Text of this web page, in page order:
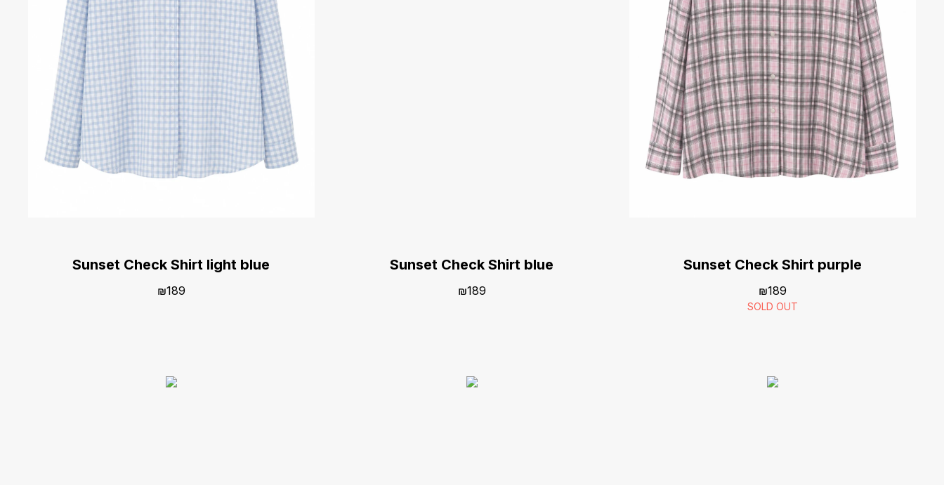
Sunset Check Shirt light blue
₪189
Sunset Check Shirt blue
₪189
Sunset Check Shirt purple
₪189